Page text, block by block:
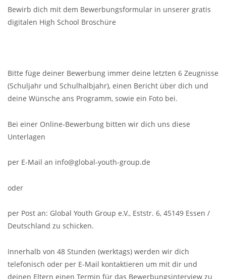
Bewirb dich mit dem Bewerbungsformular in unserer gratis
digitalen High School Broschüre
Bitte füge deiner Bewerbung immer deine letzten 6 Zeugnisse
(Schuljahr und Schulhalbjahr), einen Bericht über dich und
deine Wünsche ans Programm, sowie ein Foto bei.
Bei einer Online-Bewerbung bitten wir dich uns diese
Unterlagen
per E-Mail an info@global-youth-group.de
oder
per Post an: Global Youth Group e.V., Eststr. 6, 45149 Essen /
Deutschland zu schicken.
Innerhalb von 48 Stunden (werktags) werden wir dich
telefonisch oder per E-Mail kontaktieren um mit dir und
deinen Eltern einen Termin für das Bewerbungsinterview zu